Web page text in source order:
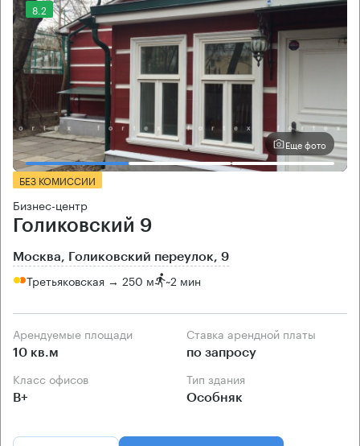
8.2
Еще фото
БЕЗ КОМИССИИ
Бизнес-центр
Голиковский 9
Москва, Голиковский переулок, 9
Третьяковская → 250 м ~2 мин
Арендуемые площади
10 кв.м
Ставка арендной платы
по запросу
Класс офисов
B+
Тип здания
Особняк